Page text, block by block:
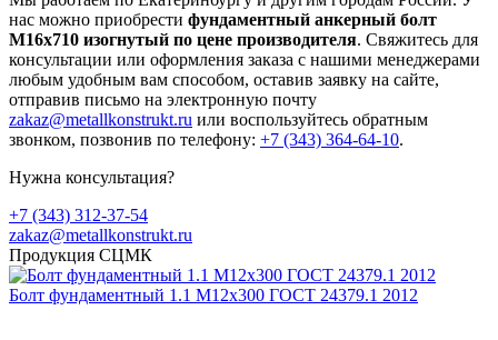
нас можно приобрести фундаментный анкерный болт
М16х710 изогнутый по цене производителя. Свяжитесь для
консультации или оформления заказа с нашими менеджерами
любым удобным вам способом, оставив заявку на сайте,
отправив письмо на электронную почту
zakaz@metallkonstrukt.ru или воспользуйтесь обратным
звонком, позвонив по телефону: +7 (343) 364-64-10.
Нужна консультация?
+7 (343) 312-37-54
zakaz@metallkonstrukt.ru
Продукция СЦМК
Болт фундаментный 1.1 М12х300 ГОСТ 24379.1 2012